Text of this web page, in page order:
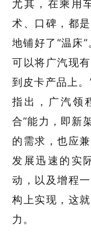
尤其，在乘用
术、口碑，都
地铺好了“温床
可以将广汽现
到皮卡产品上
指出，广汽领
合”能力，即新
的需求，也应
发展迅速的实
动，以及增程
构上实现，这
力。